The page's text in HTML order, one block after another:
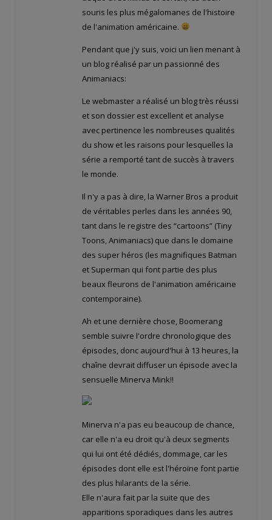
souris les plus mégalomanes de l'histoire
de l'animation américaine.
Pendant que j'y suis, voici un lien menant à
un blog réalisé par un passionné des
Animaniacs:
Le webmaster a réalisé un blog très réussi
et son dossier est excellent et analyse
avec pertinence les nombreuses qualités
du show et les raisons pour lesquelles la
série a remporté tant de succès à travers
le monde.
Il n'y a pas à dire, la Warner Bros a produit
de véritables perles dans les années 90,
tant dans le registre des “cartoons” (Tiny
Toons, Animaniacs) que dans le domaine
des super héros (les magnifiques Batman
et Superman qui font partie des plus
beaux fleurons de l'animation américaine
contemporaine).
Ah et une dernière chose, Boomerang
semble suivre l'ordre chronologique des
épisodes, donc aujourd'hui à 13 heures, la
chaîne devrait diffuser un épisode avec la
sensuelle Minerva Mink!!
Minerva n'a pas eu beaucoup de chance,
car elle n'a eu droit qu'à deux segments
qui lui ont été dédiés, dommage, car les
épisodes dont elle est l'héroïne font partie
des plus hilarants de la série.
Elle n'aura fait par la suite que des
apparitions sporadiques dans les autres